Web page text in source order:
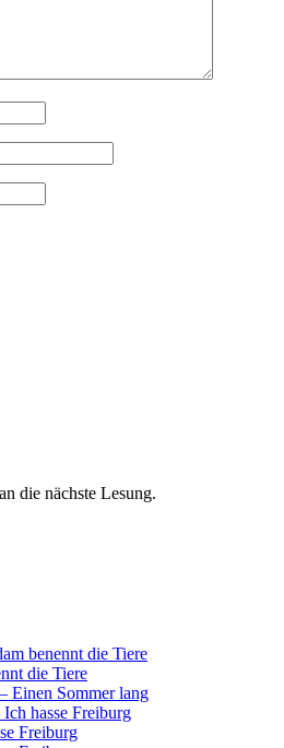
die nächste Lesung.
benennt die Tiere
die Tiere
Einen Sommer lang
hasse Freiburg
Freiburg